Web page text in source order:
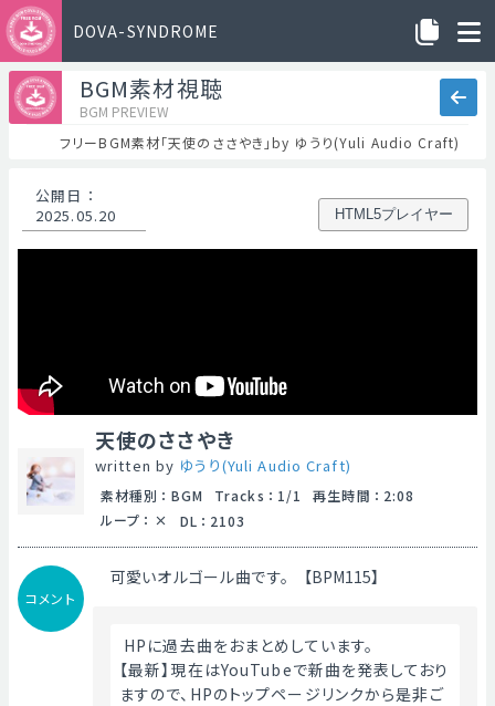
DOVA-SYNDROME
BGM素材視聴
BGM PREVIEW
フリーBGM素材「天使のささやき」by ゆうり(Yuli Audio Craft)
公開日 ：
2025.05.20
HTML5プレイヤー
天使のささやき
written by ゆうり(Yuli Audio Craft)
素材種別 ： BGM Tracks ： 1/1 再生時間 ： 2:08
ループ ： DL ： 2103
コメント
可愛いオルゴール曲です。【BPM115】
HPに過去曲をおまとめしています。
【最新】現在はYouTubeで新曲を発表しており
ますので、HPのトップページリンクから是非ご